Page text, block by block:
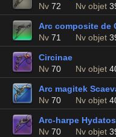
Nv 72 Nv objet
Arc composite de
Nv 71 Nv objet
Circinae
Nv 70 Nv objet
Arc magitek
Nv 70 Nv objet
Arc-harpe
Nv 70 Nv objet